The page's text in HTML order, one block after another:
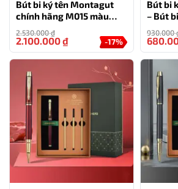
Bút bi ký tên Montagut
chính hãng M015 màu
xanh
2.530.000₫
-17%
2.100.000₫
Bút bi
– Bút
tặng
930.000